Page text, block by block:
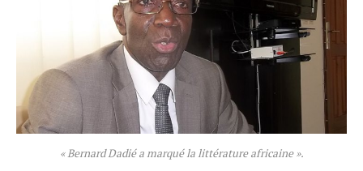
« Bernard Dadié a marqué la littérature africaine ».